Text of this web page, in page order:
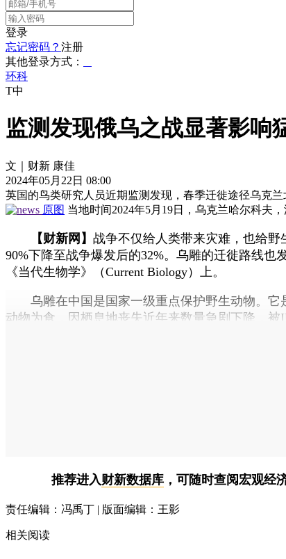
登录
忘记密码？ 注册
其他登录方式：
环科
T中
监测发现俄乌之战显著影响
文｜财新 康佳
2024年05月22日 08:00
英国的鸟类研究人员近期监测发现，春季迁徙途径乌克
原图 当地时间2024年5月19日，乌克兰哈尔科夫
【财新网】 战争不仅给人类带来灾难，也给
90%下降至战争爆发后的32%。乌雕的迁徙路线
《当代生物学》（Current Biology）上。
乌雕在中国是国家一级重点保护野生动物。它
动物为食，因栖息地丧失近年来数量急剧下降，被
推荐进入财新数据库 ，可随时查阅宏观经
责任编辑：冯禹丁 | 版面编辑：王影
相关阅读